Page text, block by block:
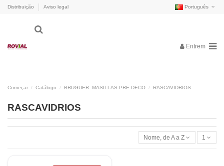
Distribuição Aviso legal Português
Entrem
Começar Catálogo BRUGUER: MASILLAS PRE-DECO RASCAVIDRIOS
RASCAVIDRIOS
Nome, de A a Z 1